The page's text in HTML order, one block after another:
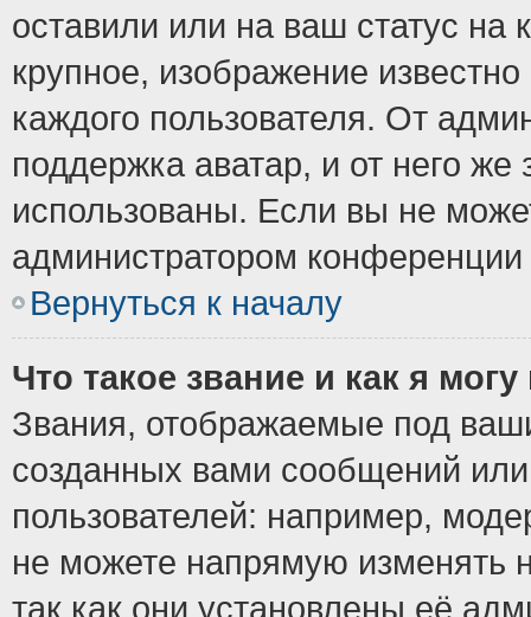
оставили или на ваш статус
крупное, изображение
каждого пользователя. От
поддержка аватар, и от него же
использованы. Если вы не
администратором
Вернуться к началу
Что такое звание и как я
Звания, отображаемые под
созданных вами сообщений
пользователей: например,
не можете напрямую изменять
так как они установлены её